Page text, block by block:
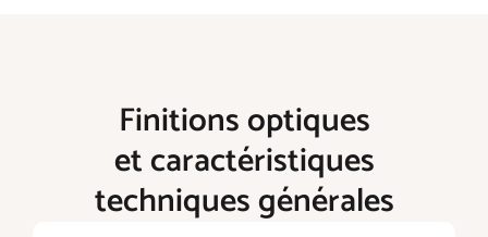
Finitions optiques
et caractéristiques
techniques générales